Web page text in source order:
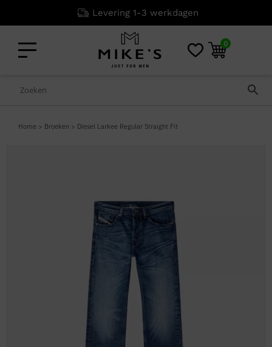
Levering 1-3 werkdagen
0
Home > Broeken > Diesel Larkee Regular Straight Fit